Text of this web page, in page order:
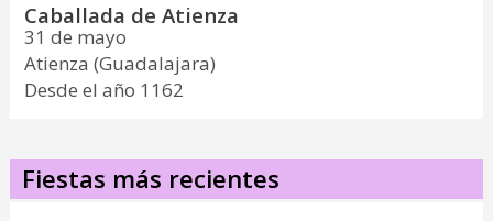
Caballada de Atienza
31 de mayo
Atienza (Guadalajara)
Desde el año 1162
Fiestas más recientes